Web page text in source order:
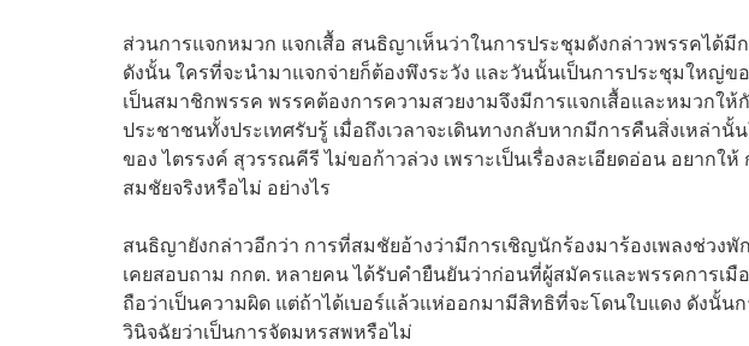
ส่วนการแจกหมวก แจกเสื้อ สนธิญาเห็นว่าในการประชุมดังกล่าวพรรคได้มี
ดังนั้น ใครที่จะนำมาแจกจ่ายก็ต้องพึงระวัง และวันนั้นเป็นการประชุมใหญ่
เป็นสมาชิกพรรค พรรคต้องการความสวยงามจึงมีการแจกเสื้อและหมวกให้
ประชาชนทั้งประเทศรับรู้ เมื่อถึงเวลาจะเดินทางกลับหากมีการคืนสิ่งเหล่า
ของ ไตรรงค์ สุวรรณคีรี ไม่ขอก้าวล่วง เพราะเป็นเรื่องละเอียดอ่อน อยาก
สมชัยจริงหรือไม่ อย่างไร
สนธิญายังกล่าวอีกว่า การที่สมชัยอ้างว่ามีการเชิญนักร้องมาร้องเพลงช่วง
เคยสอบถาม กกต. หลายคน ได้รับคำยืนยันว่าก่อนที่ผู้สมัครและพรรคการเมื
ถือว่าเป็นความผิด แต่ถ้าได้เบอร์แล้วแห่ออกมามีสิทธิที่จะโดนใบแดง ดังนั้น
วินิจฉัยว่าเป็นการจัดมหรสพหรือไม่